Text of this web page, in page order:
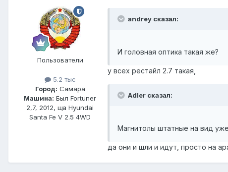
Пользователи
5.2 тыс
Город: Самара
Машина: Был Fortuner
2,7, 2012, ща Hyundai
Santa Fe V 2.5 4WD
andrey сказал:
И головная оптика такая же?
у всех рестайл 2.7 такая,
Adler сказал:
Магнитолы штатные на вид
да они и шли и идут, просто на